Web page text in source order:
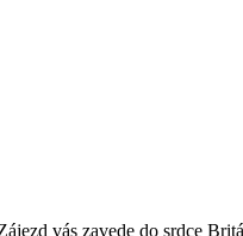
vás zavede do srdce